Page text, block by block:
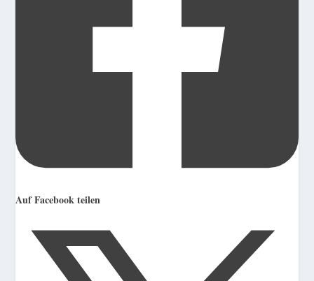
Auf Facebook teilen